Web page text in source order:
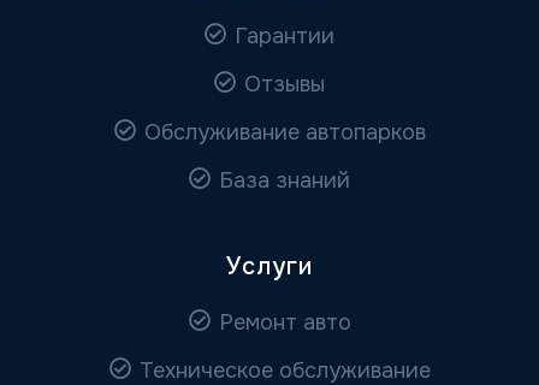
Гарантии
Отзывы
Обслуживание автопарков
База знаний
Услуги
Ремонт авто
Техническое обслуживание